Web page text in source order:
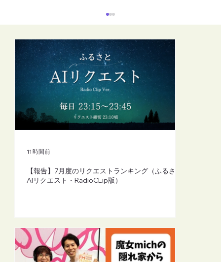
【FM-YRC】魔女michの隠れ家から
【報告】7月度のリクエストランキング（ふるさと
AIリクエスト・RadioCLip版）
11 時間前